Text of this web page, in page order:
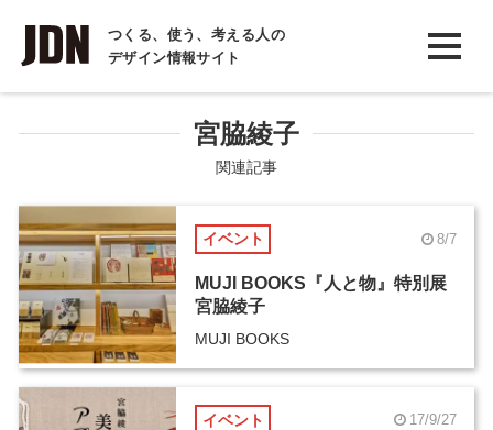
つくる、使う、考える人の
デザイン情報サイト
INTERVIEW
インタビュー
COLUMN
コラム
宮脇綾子
関連記事
イベント 8/7
MUJI BOOKS『人と物』特別展
宮脇綾子
MUJI BOOKS
イベント 17/9/27